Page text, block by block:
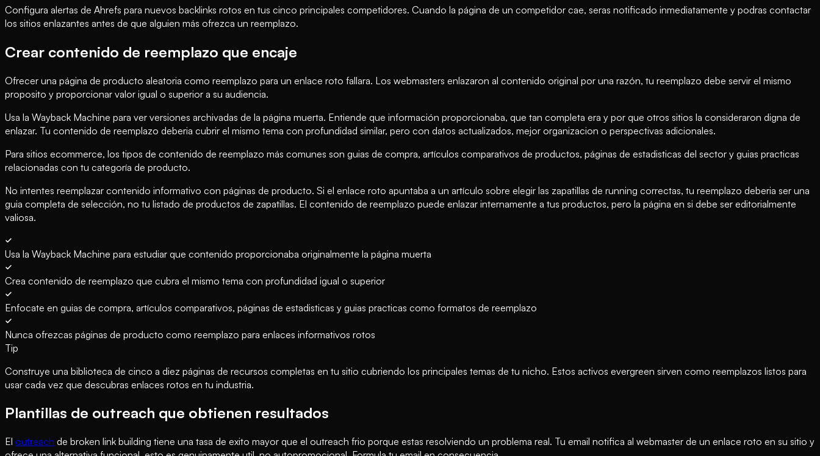
Configura alertas de Ahrefs para nuevos backlinks rotos en tus cinco principales competidores. Cuando la página de un competidor cae, seras notificado inmediatamente y podras contactar
los sitios enlazantes antes de que alguien más ofrezca un reemplazo.
Crear contenido de reemplazo que encaje
Ofrecer una página de producto aleatoria como reemplazo para un enlace roto fallara. Los webmasters enlazaron al contenido original por una razón, tu reemplazo debe servir el mismo
proposito y proporcionar valor igual o superior a su audiencia.
Usa la Wayback Machine para ver versiones archivadas de la página muerta. Entiende que información proporcionaba, que tan completa era y por que otros sitios la consideraron digna de
enlazar. Tu contenido de reemplazo deberia cubrir el mismo tema con profundidad similar, pero con datos actualizados, mejor organizacion o perspectivas adicionales.
Para sitios ecommerce, los tipos de contenido de reemplazo más comunes son guias de compra, artículos comparativos de productos, páginas de estadisticas del sector y guias practicas
relacionadas con tu categoría de producto.
No intentes reemplazar contenido informativo con páginas de producto. Si el enlace roto apuntaba a un artículo sobre elegir las zapatillas de running correctas, tu reemplazo deberia ser una
guia completa de selección, no tu listado de productos de zapatillas. El contenido de reemplazo puede enlazar internamente a tus productos, pero la página en si debe ser editorialmente
valiosa.
Usa la Wayback Machine para estudiar que contenido proporcionaba originalmente la página muerta
Crea contenido de reemplazo que cubra el mismo tema con profundidad igual o superior
Enfocate en guias de compra, artículos comparativos, páginas de estadisticas y guias practicas como formatos de reemplazo
Nunca ofrezcas páginas de producto como reemplazo para enlaces informativos rotos
Tip
Construye una biblioteca de cinco a diez páginas de recursos completas en tu sitio cubriendo los principales temas de tu nicho. Estos activos evergreen sirven como reemplazos listos para
usar cada vez que descubras enlaces rotos en tu industria.
Plantillas de outreach que obtienen resultados
El outreach de broken link building tiene una tasa de exito mayor que el outreach frio porque estas resolviendo un problema real. Tu email notifica al webmaster de un enlace roto en su sitio y